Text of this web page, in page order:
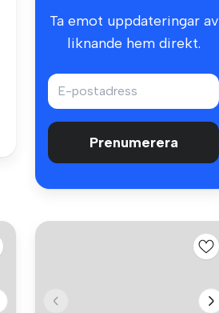
Ta emot uppdateringar av
liknande hem direkt.
Prenumerera